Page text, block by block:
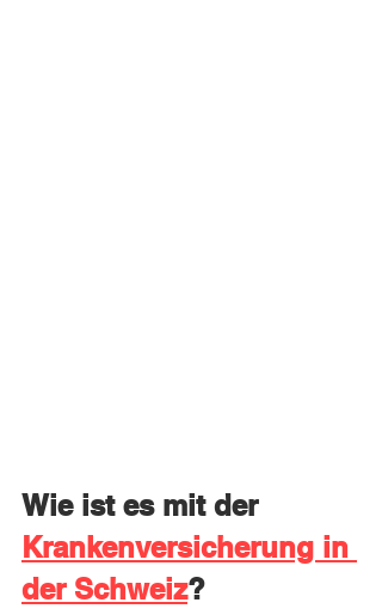
Wie ist es mit der
Krankenversicherung in
der Schweiz?